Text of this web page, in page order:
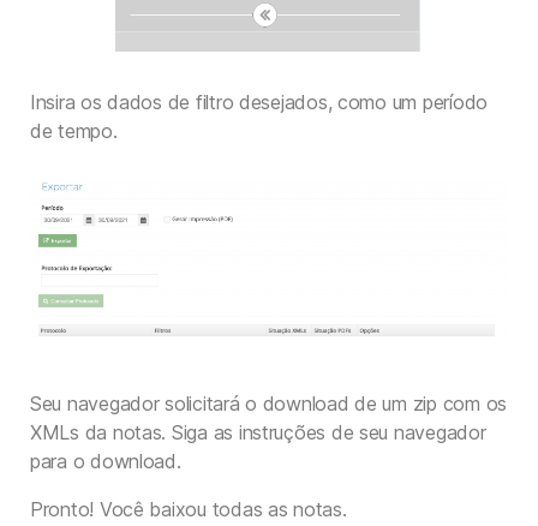
Insira os dados de filtro desejados, como um período
de tempo.
Seu navegador solicitará o download de um zip com os
XMLs da notas. Siga as instruções de seu navegador
para o download.
Pronto! Você baixou todas as notas.